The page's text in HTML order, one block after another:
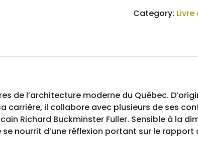
de
d'architecture
Category:
de l’architecture moderne du Québec.
carrière, il collabore avec plusieurs de ses
Richard Buckminster Fuller. Sensible à la
nourrit d’une réflexion portant sur le rapport